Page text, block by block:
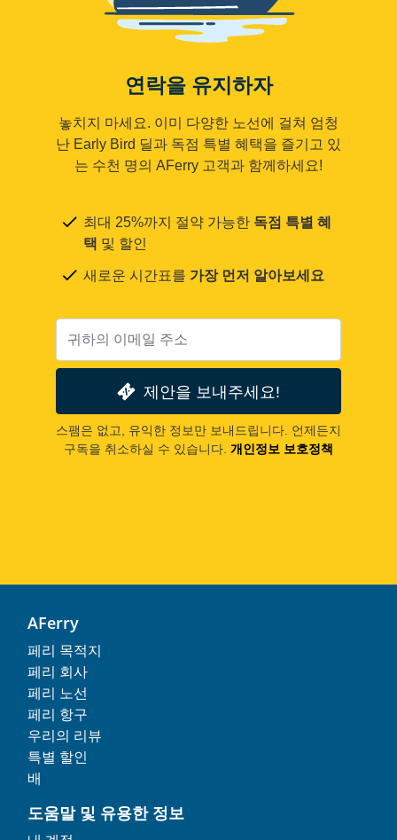
연락을 유지하자
놓치지 마세요. 이미 다양한 노선에 걸쳐 엄청
난 Early Bird 딜과 독점 특별 혜택을 즐기고 있
는 수천 명의 AFerry 고객과 함께하세요!
최대 25%까지 절약 가능한 독점 특별 혜
택 및 할인
새로운 시간표를 가장 먼저 알아보세요
제안을 보내주세요!
스팸은 없고, 유익한 정보만 보내드립니다. 언제든지
구독을 취소하실 수 있습니다. 개인정보 보호정책
AFerry
페리 목적지
페리 회사
페리 노선
페리 항구
우리의 리뷰
특별 할인
배
도움말 및 유용한 정보